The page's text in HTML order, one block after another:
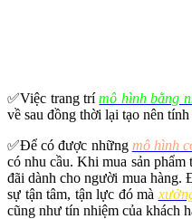
✅Việc trang trímô hình bằng
về sau đồng thời lại tạo nên
✅Để có được những mô hình
có nhu cầu. Khi mua sản phẩm
đãi dành cho người mua hàng.
sự tận tâm, tận lực đó mà
cũng như tín nhiệm của khách